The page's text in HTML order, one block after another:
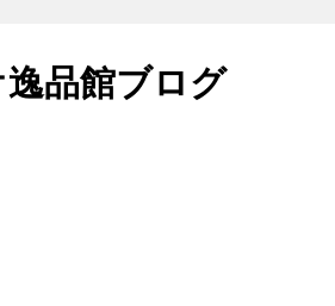
品館ブログ